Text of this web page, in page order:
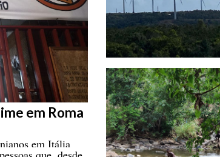
em Roma
em Itália